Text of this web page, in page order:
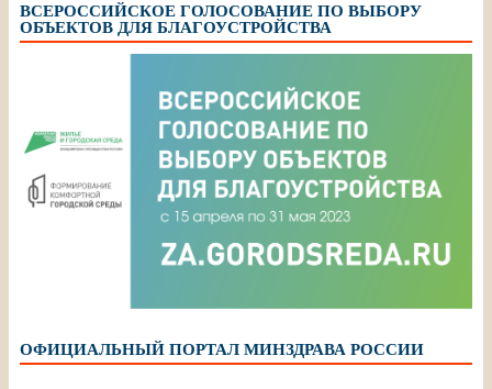
ВСЕРОССИЙСКОЕ ГОЛОСОВАНИЕ ПО ВЫБОРУ
ОБЪЕКТОВ ДЛЯ БЛАГОУСТРОЙСТВА
ОФИЦИАЛЬНЫЙ ПОРТАЛ МИНЗДРАВА РОССИИ